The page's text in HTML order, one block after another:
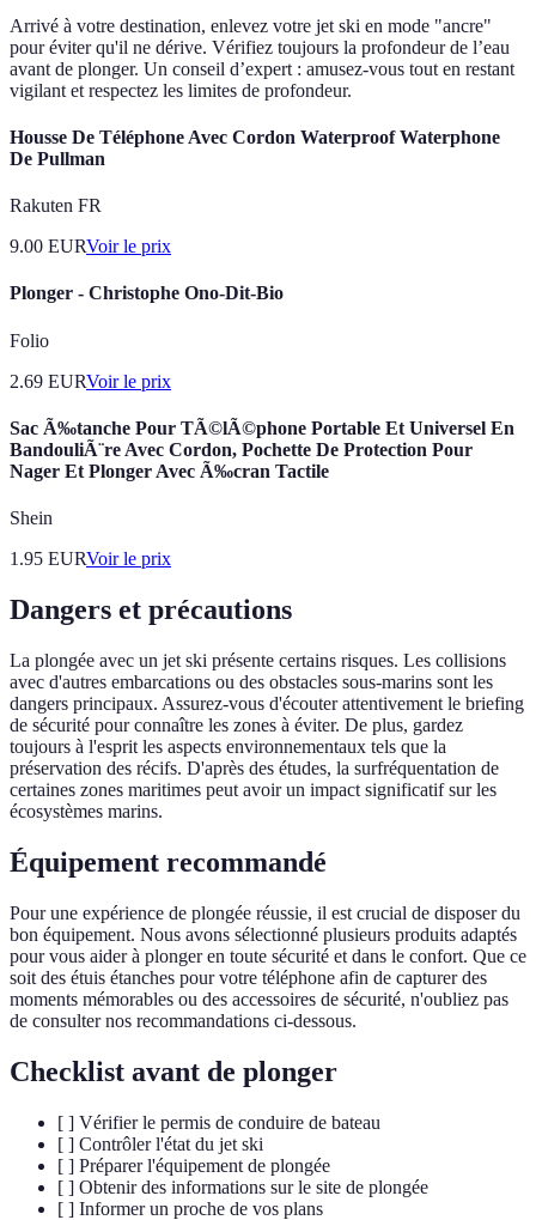
Arrivé à votre destination, enlevez votre jet ski en mode "ancre"
pour éviter qu'il ne dérive. Vérifiez toujours la profondeur de l’eau
avant de plonger. Un conseil d’expert : amusez-vous tout en restant
vigilant et respectez les limites de profondeur.
Housse De Téléphone Avec Cordon Waterproof Waterphone
De Pullman
Rakuten FR
9.00 EURVoir le prix
Plonger - Christophe Ono-Dit-Bio
Folio
2.69 EURVoir le prix
Sac Ã‰tanche Pour TÃ©lÃ©phone Portable Et Universel En
BandouliÃ¨re Avec Cordon, Pochette De Protection Pour
Nager Et Plonger Avec Ã‰cran Tactile
Shein
1.95 EURVoir le prix
Dangers et précautions
La plongée avec un jet ski présente certains risques. Les collisions
avec d'autres embarcations ou des obstacles sous-marins sont les
dangers principaux. Assurez-vous d'écouter attentivement le briefing
de sécurité pour connaître les zones à éviter. De plus, gardez
toujours à l'esprit les aspects environnementaux tels que la
préservation des récifs. D'après des études, la surfréquentation de
certaines zones maritimes peut avoir un impact significatif sur les
écosystèmes marins.
Équipement recommandé
Pour une expérience de plongée réussie, il est crucial de disposer du
bon équipement. Nous avons sélectionné plusieurs produits adaptés
pour vous aider à plonger en toute sécurité et dans le confort. Que ce
soit des étuis étanches pour votre téléphone afin de capturer des
moments mémorables ou des accessoires de sécurité, n'oubliez pas
de consulter nos recommandations ci-dessous.
Checklist avant de plonger
[ ] Vérifier le permis de conduire de bateau
[ ] Contrôler l'état du jet ski
[ ] Préparer l'équipement de plongée
[ ] Obtenir des informations sur le site de plongée
[ ] Informer un proche de vos plans